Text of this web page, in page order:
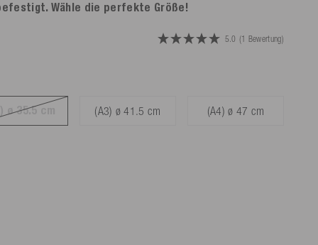
Wähle die perfekte Größe!
5.0 (1 Bewertung)
ø 35.5 cm (A3) ø 41.5 cm (A4) ø 47 cm